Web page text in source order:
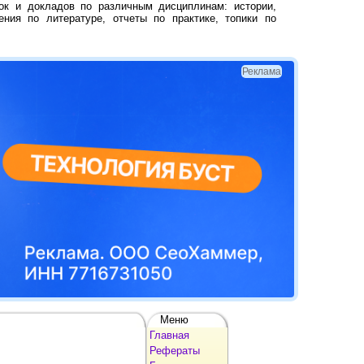
и докладов по различным дисциплинам: истории,
по литературе, отчеты по практике, топики по
Реклама
Меню
Главная
Рефераты